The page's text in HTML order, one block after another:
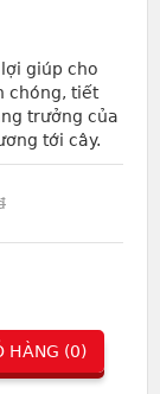
giúp cho
chóng, tiết
trưởng của
tới cây.
HÀNG (0)